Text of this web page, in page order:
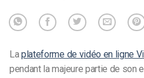
Laplateforme de vidéo en ligne
pendant la majeure partie de son